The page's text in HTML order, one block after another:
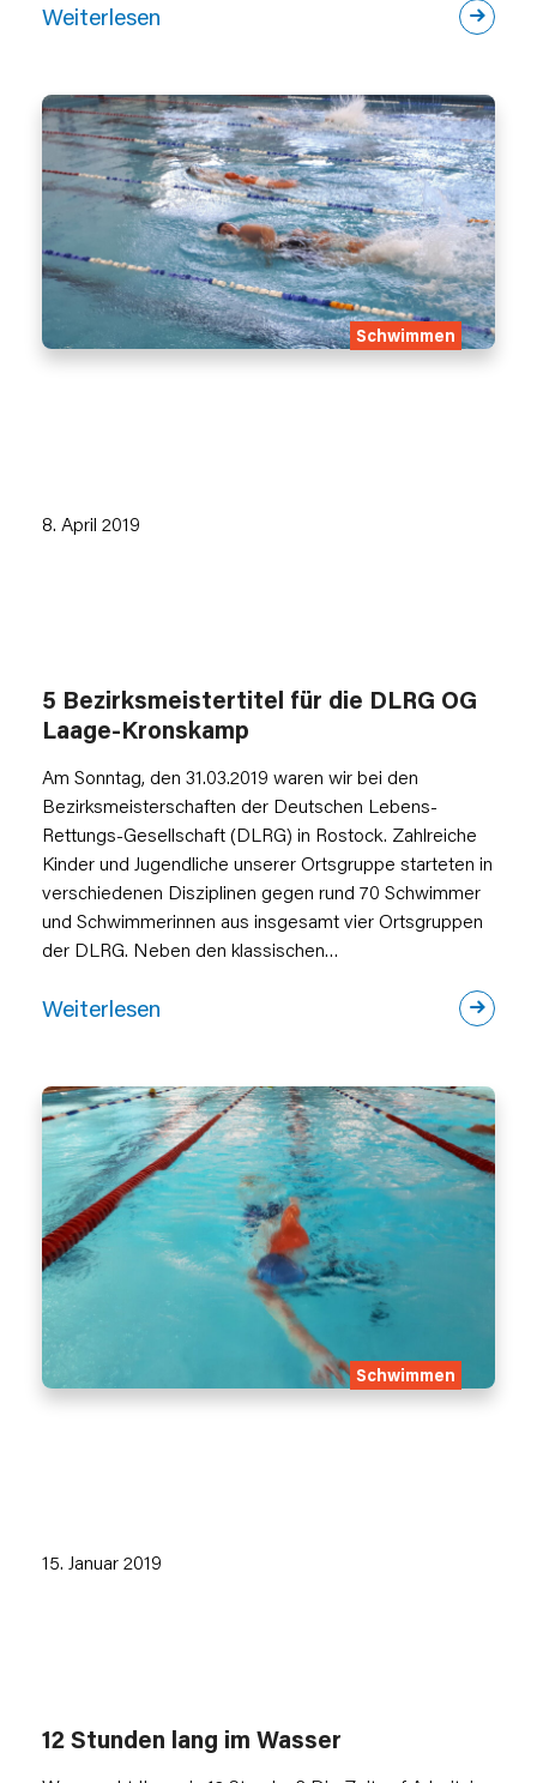
Weiterlesen
Schwimmen
8. April 2019
5 Bezirksmeistertitel für die DLRG OG
Laage-Kronskamp
Am Sonntag, den 31.03.2019 waren wir bei den
Bezirksmeisterschaften der Deutschen Lebens-
Rettungs-Gesellschaft (DLRG) in Rostock. Zahlreiche
Kinder und Jugendliche unserer Ortsgruppe starteten in
verschiedenen Disziplinen gegen rund 70 Schwimmer
und Schwimmerinnen aus insgesamt vier Ortsgruppen
der DLRG. Neben den klassischen…
Weiterlesen
Schwimmen
15. Januar 2019
12 Stunden lang im Wasser